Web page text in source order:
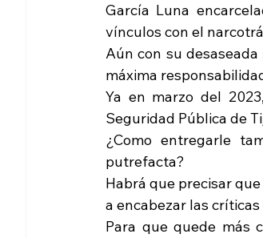
García Luna
vínculos con el
Aún con su
máxima
Ya en marzo del
Seguridad Pública de
¿Como entregarle
putrefacta?
Habrá que precisar
a encabezar las
Para que quede más